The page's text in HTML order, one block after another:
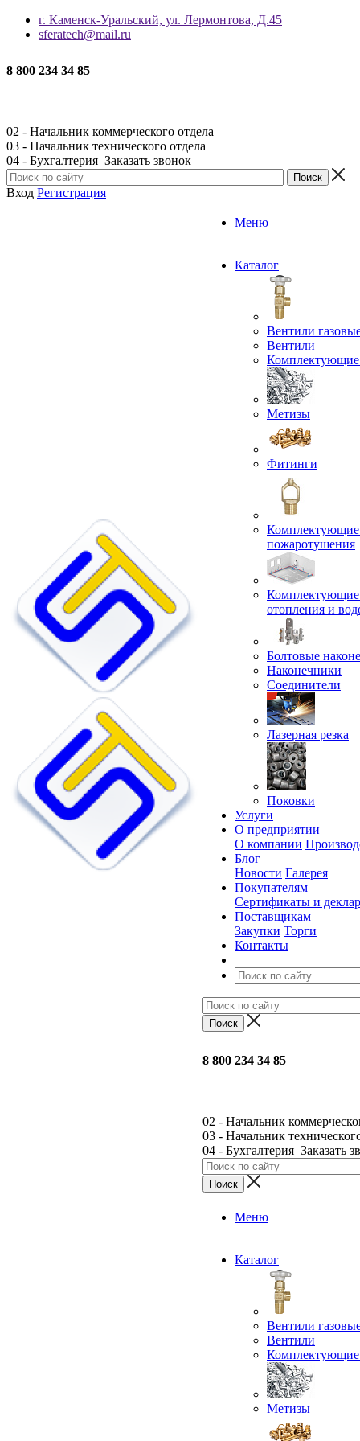
г. Каменск-Уральский, ул. Лермонтова, Д.45
sferatech@mail.ru
8 800 234 34 85
02 - Начальник коммерческого отдела
03 - Начальник технического отдела
04 - Бухгалтерия Заказать звонок
Вход Регистрация
Меню
Каталог
Вентили
Вентили
Комплектующие
Метизы
Фитинги
Комплектующие
пожаротушения
Комплектующие
отопления и
Болтовые
Наконечники
Соединители
Лазерная резка
Поковки
Услуги
О предприятии
О компании
Блог
Новости Галерея
Покупателям
Сертификаты и
Поставщикам
Закупки Торги
Контакты
8 800 234 34 85
02 - Начальник
03 - Начальник
04 - Бухгалтерия Заказать
Меню
Каталог
Вентили
Вентили
Комплектующие
Метизы